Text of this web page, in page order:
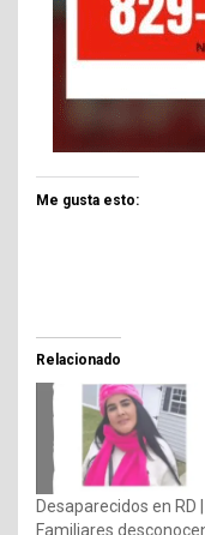
Me gusta esto:
Relacionado
Desaparecidos en RD |
Familiares